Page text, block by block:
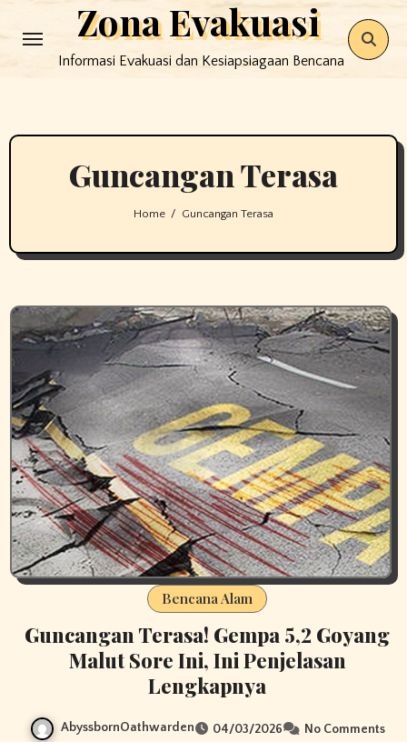
to
Zona Evakuasi
Informasi Evakuasi dan Kesiapsiagaan Bencana
Guncangan Terasa
Home Guncangan Terasa
Bencana Alam
Guncangan Terasa! Gempa 5,2 Goyang
Malut Sore Ini, Ini Penjelasan
Lengkapnya
AbyssbornOathwarden 04/03/2026 No Comments